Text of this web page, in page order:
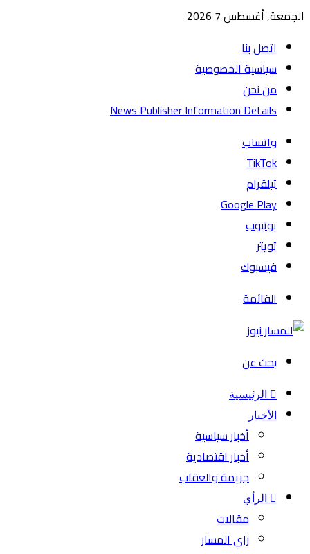
الجمعة, أغسطس 7 2026
اتصل بنا
سياسية الخصوصية
من نحن
News Publisher Information Details
واتساب
TikTok
تيلقرام
يوتيوب
تويتر
فيسبوك
القائمة
بحث عن
الرئيسية
الأخبار
أخبار سياسية
أخبار اقتصادية
جريمة والعقاب
الرأي
مقالات
راي المسار